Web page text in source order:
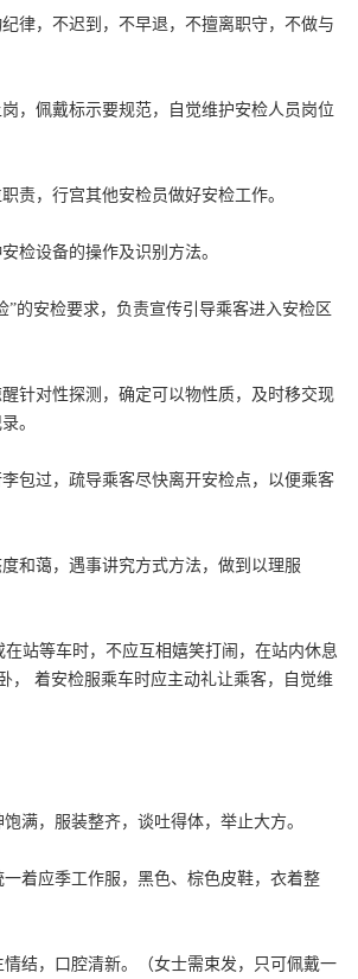
律，不迟到，不早退，不擅离职守，不做与
，佩戴标示要规范，自觉维护安检人员岗位
责，行宫其他安检员做好安检工作。
检设备的操作及识别方法。
”的安检要求，负责宣传引导乘客进入安检区
针对性探测，确定可以物性质，及时移交现
。
包过，疏导乘客尽快离开安检点，以便乘客
和蔼，遇事讲究方式方法，做到以理服
在站等车时，不应互相嬉笑打闹，在站内休息
， 着安检服乘车时应主动礼让乘客，自觉维
满，服装整齐，谈吐得体，举止大方。
一着应季工作服，黑色、棕色皮鞋，衣着整
结，口腔清新。（女士需束发，只可佩戴一